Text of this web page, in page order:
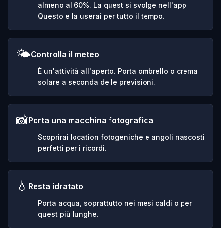
almeno al 60%. La quest si svolge nell'app
Questo e la userai per tutto il tempo.
🌤️Controlla il meteo
È un'attività all'aperto. Porta ombrello o crema
solare a seconda delle previsioni.
📸Porta una macchina fotografica
Scoprirai location fotogeniche e angoli nascosti
perfetti per i ricordi.
💧 Resta idratato
Porta acqua, soprattutto nei mesi caldi o per
quest più lunghe.